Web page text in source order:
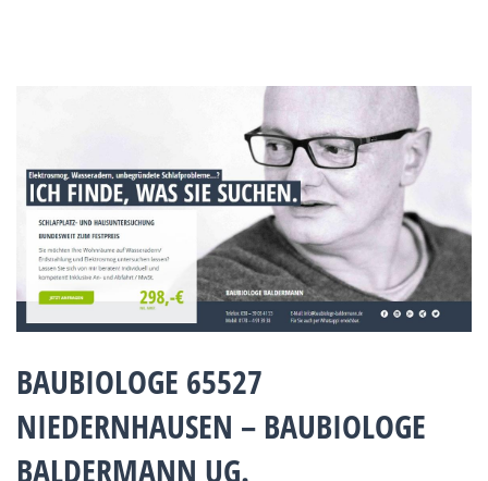
BAUBIOLOGE 65527
NIEDERNHAUSEN – BAUBIOLOGE
BALDERMANN UG.